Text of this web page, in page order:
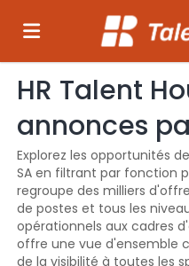
Accueil
Emplois
Déposez
HR Talent
annonces
Explorez les opportunités
SA en filtrant par fonction
regroupe des milliers
de postes et tous les
opérationnels aux cadres
offre une vue d'ensemble
de la visibilité à toutes les